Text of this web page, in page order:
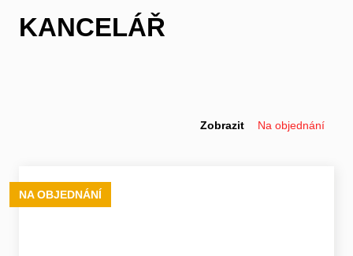
KANCELÁŘ
Zobrazit Na objednání
NA OBJEDNÁNÍ